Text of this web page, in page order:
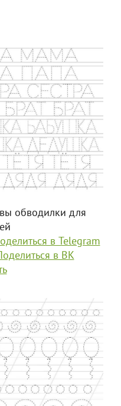
обводилки для
в Telegram
в ВК